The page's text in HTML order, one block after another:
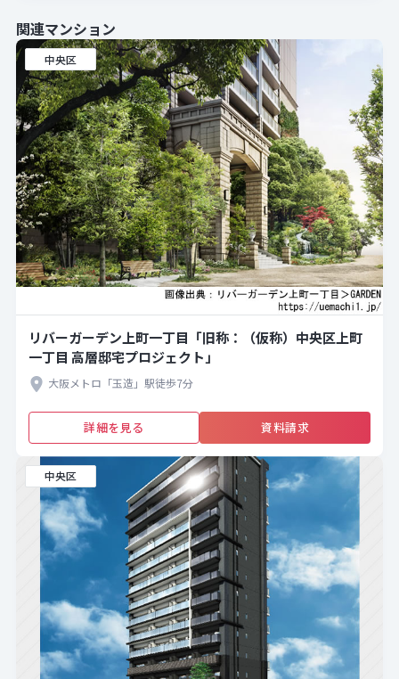
関連マンション
中央区
リバーガーデン上町一丁目「旧称：（仮称）中央区上町
一丁目 高層邸宅プロジェクト」
大阪メトロ「玉造」駅徒歩7分
詳細を見る 資料請求
中央区